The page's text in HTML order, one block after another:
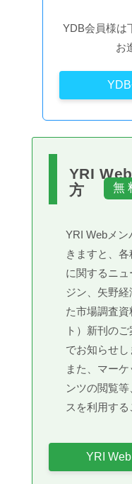
YDB会員様は
お
YRI
方
YRI Webメ
きますと、
に関するニ
ジン、矢野
た市場調査
ト）新刊の
でお知らせし
また、マー
ンツの閲覧
スを利用する
YRI